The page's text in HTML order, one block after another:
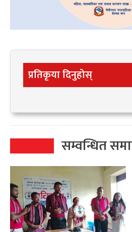
प्रतिकृया दिनुहोस्
सम्वन्धित